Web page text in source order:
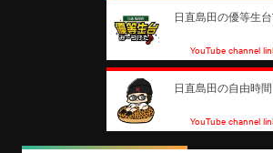
日直島田の優等生
YouTube channel
日直島田の自由時間
YouTube channel